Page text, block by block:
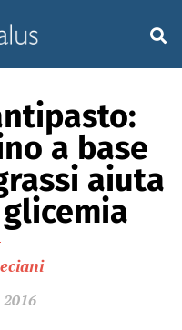
a base
aiuta